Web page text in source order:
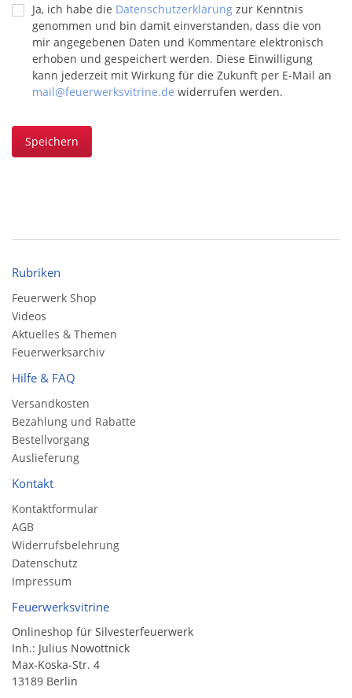
Ja, ich habe die Datenschutzerklärung zur Kenntnis
genommen und bin damit einverstanden, dass die von
mir angegebenen Daten und Kommentare elektronisch
erhoben und gespeichert werden. Diese Einwilligung
kann jederzeit mit Wirkung für die Zukunft per E-Mail an
mail@feuerwerksvitrine.de widerrufen werden.
Speichern
Rubriken
Feuerwerk Shop
Videos
Aktuelles & Themen
Feuerwerksarchiv
Hilfe & FAQ
Versandkosten
Bezahlung und Rabatte
Bestellvorgang
Auslieferung
Kontakt
Kontaktformular
AGB
Widerrufsbelehrung
Datenschutz
Impressum
Feuerwerksvitrine
Onlineshop für Silvesterfeuerwerk
Inh.: Julius Nowottnick
Max-Koska-Str. 4
13189 Berlin